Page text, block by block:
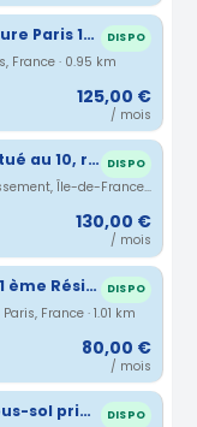
Place de parking intérieure Paris 11ème DISPO
France · 0.95 km
125,00 €
/ mois
Parking privé couvert situé au 10, rue de Nice Paris 11e DISPO
10 Rue de Nice, Paris 11e Arrondissement, Île-de-France, France · 1.01 km
130,00 €
/ mois
Place de parking PARIS 11 ème Résidence sécurisée Métro Couronne DISPO
France · 1.01 km
80,00 €
/ mois
Parking à louer 2ème sous-sol privé accès sécurisé Le Marais 75003 DISPO